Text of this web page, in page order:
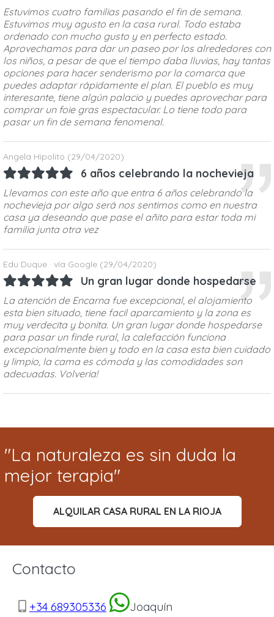
Estuvimos cuatro familias pasando el fin de semana.
Estuvimos muy agusto en la casa rural. Todo estaba
ordenado con mucho gusto y en perfecto estado.
Aprovechamos para dar un paseo por los alrededores con
los niños, a pesar de que el tiempo daba lluvias, hay tantas
opciones para hacer senderismo por la comarca que
puedes adaptar rápidamente el plan. El pueblo es muy
interesante, tiene algún palacio y puedes aprovechar para
comprar un foie gras espectacular. Lo tiene todo para
pasar un fin de semana fenomenal.
Angela Hipolito (29/04/2020)
6 años celebrando la nochevieja
Llevamos con este año que entra 6 años celebrando la
nochevieja por algo será nos sentimos como en nuestra
casa ya deseando que pase el añito para estar toda mi
familia junta otra vez
Edu Duque · vía Google (29/04/2020)
Un gran lugar donde hospedarse
La atención de Encarna fue excepcional, el alojamiento
esta bien situado, tiene facil aparcamiento y la zona es
muy verdecita y bonita. Un gran lugar donde hospedarse
para pasar un finde rural, la calefacción funciona
excepcionalmente bien y todo en la casa esta bien cuidado
y limpio, la cama es cómoda y las comodidades son
adecuadas. Volveria!
"La naturaleza es sin duda la
mejor terapia"
ALQUILAR CASA RURAL EN LA RIOJA
Contacto
+34 689305336
Joaquín